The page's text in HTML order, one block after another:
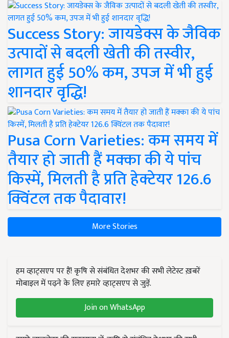
Success Story: जायडेक्स के जैविक
उत्पादों से बदली खेती की तस्वीर,
लागत हुई 50% कम, उपज में भी हुई
शानदार वृद्धि!
Pusa Corn Varieties: कम समय में
तैयार हो जाती हैं मक्का की ये पांच
किस्में, मिलती है प्रति हेक्टेयर 126.6
क्विंटल तक पैदावार!
More Stories
हम व्हाट्सएप पर हैं! कृषि से संबंधित देशभर की सभी लेटेस्ट ख़बरें
मोबाइल में पढ़ने के लिए हमारे व्हाट्सएप से जुड़ें.
Join on WhatsApp